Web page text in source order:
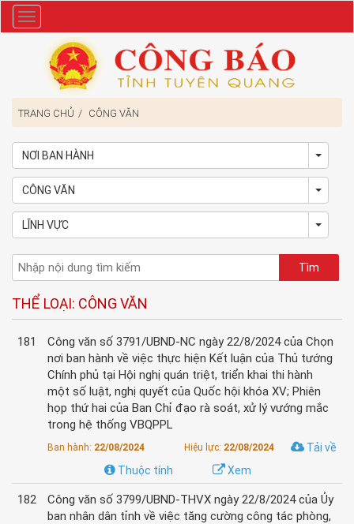
Danh
mục
TRANG CHỦ CÔNG VĂN
NƠI BAN HÀNH
CÔNG VĂN
LĨNH VỰC
THỂ LOẠI: CÔNG VĂN
181
Công văn số 3791/UBND-NC ngày 22/8/2024 của Chọn
nơi ban hành về việc thực hiện Kết luận của Thủ tướng
Chính phủ tại Hội nghị quán triệt, triển khai thi hành
một số luật, nghị quyết của Quốc hội khóa XV; Phiên
họp thứ hai của Ban Chỉ đạo rà soát, xử lý vướng mắc
trong hệ thống VBQPPL
Ban hành: 22/08/2024 Hiệu lực: 22/08/2024
Tải về
Xem
Thuộc tính
182
Công văn số 3799/UBND-THVX ngày 22/8/2024 của Ủy
ban nhân dân tỉnh về việc tăng cường công tác phòng,